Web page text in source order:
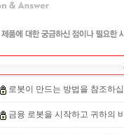
로봇이 만드는 방법을 참조하
금융 로봇을 시작하고 귀하의